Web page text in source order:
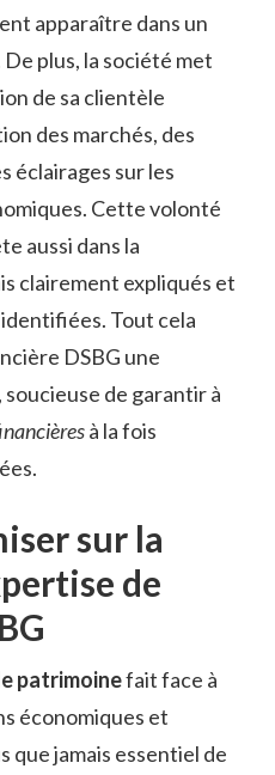
apparaître dans un
plus, la société met
de sa clientèle
des marchés, des
éclairages sur les
Cette volonté
aussi dans la
clairement expliqués et
Tout cela
DSBG une
de garantir à
à la fois
sur la
de
patrimoinefait face à
économiques et
que jamais essentiel de